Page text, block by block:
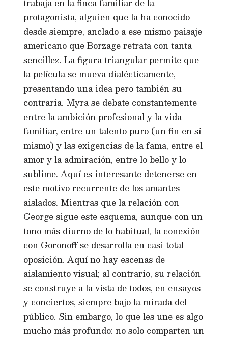
trabaja en la finca familiar de la
protagonista, alguien que la ha conocido
desde siempre, anclado a ese mismo paisaje
americano que Borzage retrata con tanta
sencillez. La figura triangular permite que
la película se mueva dialécticamente,
presentando una idea pero también su
contraria. Myra se debate constantemente
entre la ambición profesional y la vida
familiar, entre un talento puro (un fin en sí
mismo) y las exigencias de la fama, entre el
amor y la admiración, entre lo bello y lo
sublime. Aquí es interesante detenerse en
este motivo recurrente de los amantes
aislados. Mientras que la relación con
George sigue este esquema, aunque con un
tono más diurno de lo habitual, la conexión
con Goronoff se desarrolla en casi total
oposición. Aquí no hay escenas de
aislamiento visual; al contrario, su relación
se construye a la vista de todos, en ensayos
y conciertos, siempre bajo la mirada del
público. Sin embargo, lo que les une es algo
mucho más profundo: no solo comparten un